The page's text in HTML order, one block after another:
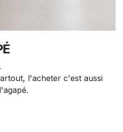
l'acheter c'est aussi